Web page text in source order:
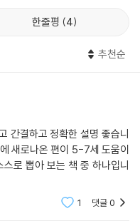
읽고 이해하는 것을 넘어 아이
호 작용 그림책’이다.
골라내거나 다양한 상황에서
쓸 수 있는 ‘예쁜 말’을 찾아
은 책 읽기에 관심이 적은 아
려 준다. 무엇보다 단순한 문
서 긍정적이고 바람직한 언어
을 돌보는 교사에게도 이 책
한줄평 4
추천순
간결하고 정확한 설명 좋습니
새로나온 편이 5-7세 도움이
로 뽑아 보는 책 중 하나입니
1 댓글0